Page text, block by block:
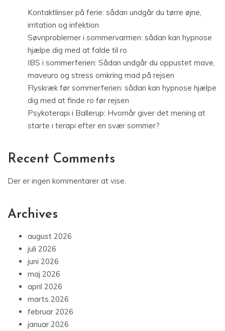
Kontaktlinser på ferie: sådan undgår du tørre øjne,
irritation og infektion
Søvnproblemer i sommervarmen: sådan kan hypnose
hjælpe dig med at falde til ro
IBS i sommerferien: Sådan undgår du oppustet mave,
maveuro og stress omkring mad på rejsen
Flyskræk før sommerferien: sådan kan hypnose hjælpe
dig med at finde ro før rejsen
Psykoterapi i Ballerup: Hvornår giver det mening at
starte i terapi efter en svær sommer?
Recent Comments
Der er ingen kommentarer at vise.
Archives
august 2026
juli 2026
juni 2026
maj 2026
april 2026
marts 2026
februar 2026
januar 2026